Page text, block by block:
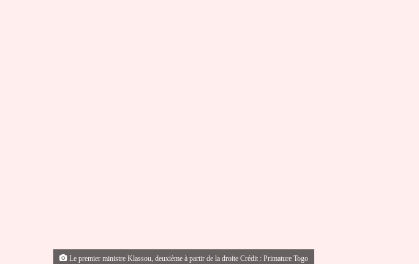
Le premier ministre Klassou, deuxième à partir de la droite Crédit : Primature Togo